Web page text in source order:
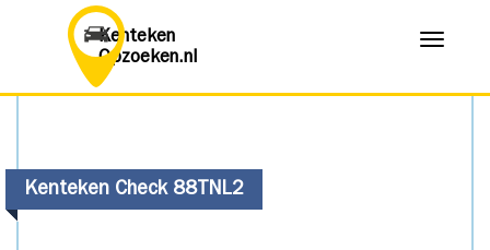
Kenteken
Opzoeken.nl
Menu
Kenteken Check 88TNL2